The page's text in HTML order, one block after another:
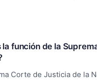
la función de la
Corte de Justicia de la